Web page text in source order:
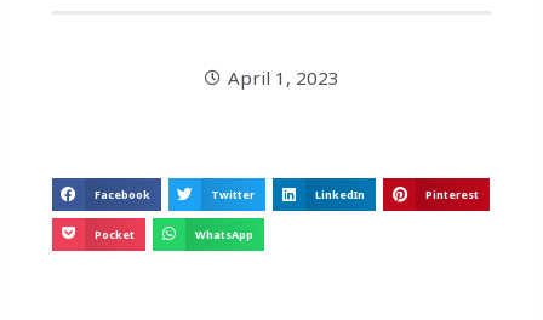
April 1, 2023
Facebook Twitter LinkedIn Pinterest
Pocket WhatsApp